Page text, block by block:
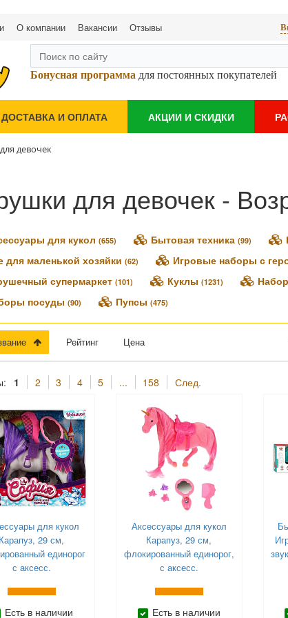
О компании Вакансии Отзывы
Бонусная программа для постоянных покупателей
ДОСТАВКА И ОПЛАТА АКЦИИ И СКИДКИ
девочек
для девочек -
для кукол (655) Бытовая техника (99)
для маленькой хозяйки (62) Игровые наборы с
супермаркет (101) Куклы (1231)
посуды (90) Пупсы (475)
Рейтинг Цена
1 2 3 4 5 ... 158 След.
для кукол
29 см,
единорог
с аксесс.
Есть в наличии
Аксессуары для кукол
Карапуз, 29 см,
флокированный единорог,
с аксесс.
Есть в наличии